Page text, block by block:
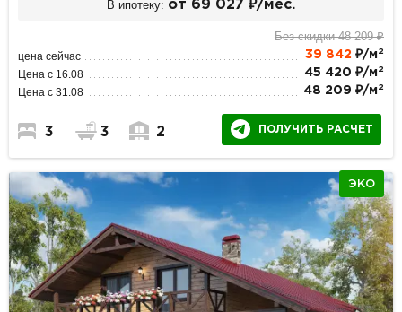
В ипотеку: от 69 027 ₽/мес.
Без скидки 48 209 ₽
цена сейчас 39 842 ₽/м 2
Цена с 16.08 45 420 ₽/м 2
Цена с 31.08 48 209 ₽/м 2
3 3 2 ПОЛУЧИТЬ РАСЧЕТ
ЭКО